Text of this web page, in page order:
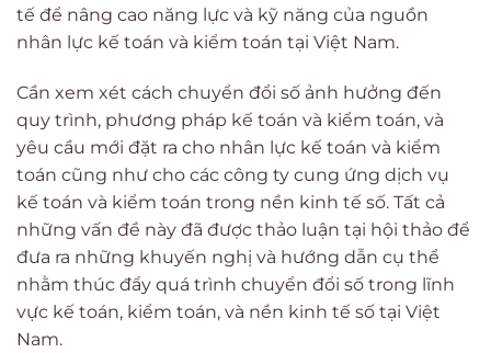
tế để nâng cao năng lực và kỹ năng của nguồn
nhân lực kế toán và kiểm toán tại Việt Nam.
Cần xem xét cách chuyển đổi số ảnh hưởng đến
quy trình, phương pháp kế toán và kiểm toán, và
yêu cầu mới đặt ra cho nhân lực kế toán và kiểm
toán cũng như cho các công ty cung ứng dịch vụ
kế toán và kiểm toán trong nền kinh tế số. Tất cả
những vấn đề này đã được thảo luận tại hội thảo để
đưa ra những khuyến nghị và hướng dẫn cụ thể
nhằm thúc đẩy quá trình chuyển đổi số trong lĩnh
vực kế toán, kiểm toán, và nền kinh tế số tại Việt
Nam.